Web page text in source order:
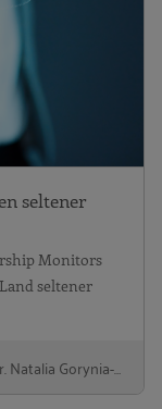
seltener
Monitors
seltener
Natalia Gorynia-…